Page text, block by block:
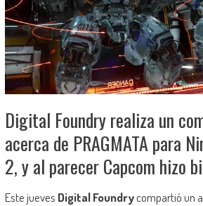
Digital Foundry realiza un
acerca de PRAGMATA para
2, y al parecer Capcom hizo
Este jueves Digital Foundrycompartió un